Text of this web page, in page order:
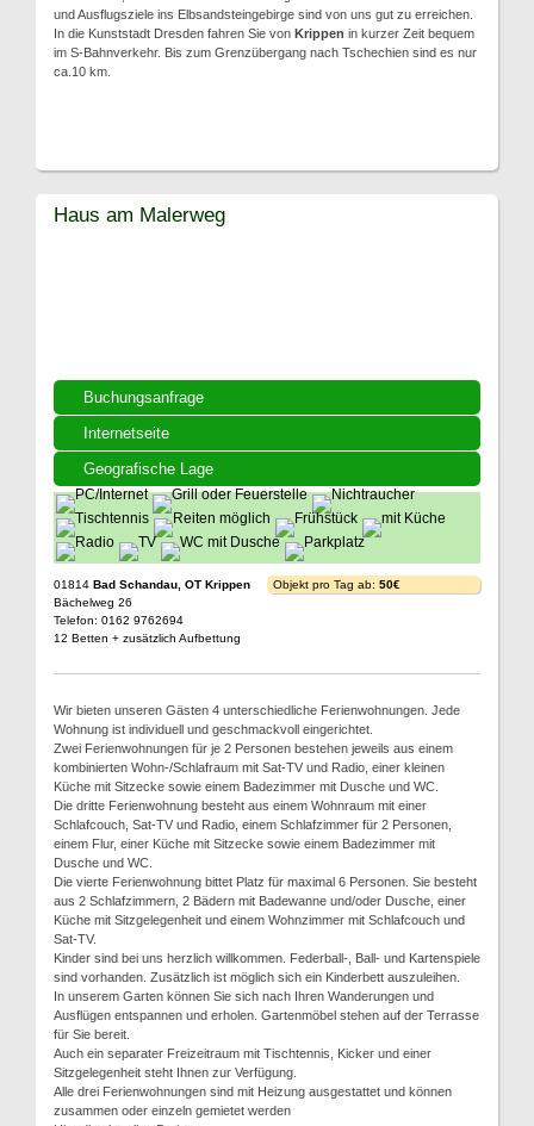
und Ausflugsziele ins Elbsandsteingebirge sind von uns gut zu erreichen.
In die Kunststadt Dresden fahren Sie von Krippen in kurzer Zeit bequem
im S-Bahnverkehr. Bis zum Grenzübergang nach Tschechien sind es nur
ca.10 km.
Buchungsanfrage
Internetseite
Geografische Lage
Haus am Malerweg
01814 Bad Schandau, OT Krippen
Bächelweg 26
Telefon: 0162 9762694
12 Betten + zusätzlich Aufbettung
Objekt pro Tag ab: 50€
Wir bieten unseren Gästen 4 unterschiedliche Ferienwohnungen. Jede
Wohnung ist individuell und geschmackvoll eingerichtet.
Zwei Ferienwohnungen für je 2 Personen bestehen jeweils aus einem
kombinierten Wohn-/Schlafraum mit Sat-TV und Radio, einer kleinen
Küche mit Sitzecke sowie einem Badezimmer mit Dusche und WC.
Die dritte Ferienwohnung besteht aus einem Wohnraum mit einer
Schlafcouch, Sat-TV und Radio, einem Schlafzimmer für 2 Personen,
einem Flur, einer Küche mit Sitzecke sowie einem Badezimmer mit
Dusche und WC.
Die vierte Ferienwohnung bittet Platz für maximal 6 Personen. Sie besteht
aus 2 Schlafzimmern, 2 Bädern mit Badewanne und/oder Dusche, einer
Küche mit Sitzgelegenheit und einem Wohnzimmer mit Schlafcouch und
Sat-TV.
Kinder sind bei uns herzlich willkommen. Federball-, Ball- und Kartenspiele
sind vorhanden. Zusätzlich ist möglich sich ein Kinderbett auszuleihen.
In unserem Garten können Sie sich nach Ihren Wanderungen und
Ausflügen entspannen und erholen. Gartenmöbel stehen auf der Terrasse
für Sie bereit.
Auch ein separater Freizeitraum mit Tischtennis, Kicker und einer
Sitzgelegenheit steht Ihnen zur Verfügung.
Alle drei Ferienwohnungen sind mit Heizung ausgestattet und können
zusammen oder einzeln gemietet werden